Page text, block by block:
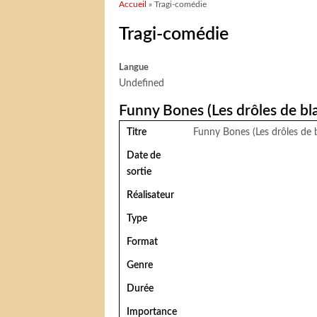
Vous êtes ici
Accueil » Tragi-comédie
Tragi-comédie
Langue
Undefined
Funny Bones (Les drôles de
Titre Funny Bones (Les drôles de
Date de
sortie
Réalisateur
Type
Format
Genre
Durée
Importance